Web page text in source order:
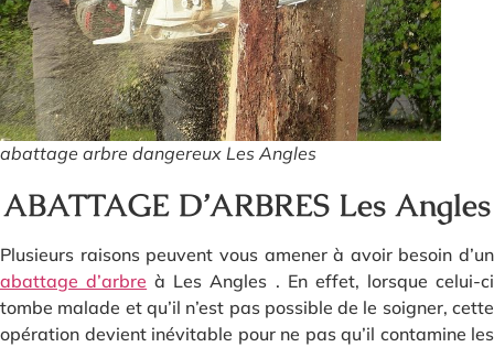
abattage arbre dangereux Les Angles
ABATTAGE D’ARBRES Les Angles
Plusieurs raisons peuvent vous amener à avoir besoin d’un
abattage d’arbre à Les Angles . En effet, lorsque celui-ci
tombe malade et qu’il n’est pas possible de le soigner, cette
opération devient inévitable pour ne pas qu’il contamine les